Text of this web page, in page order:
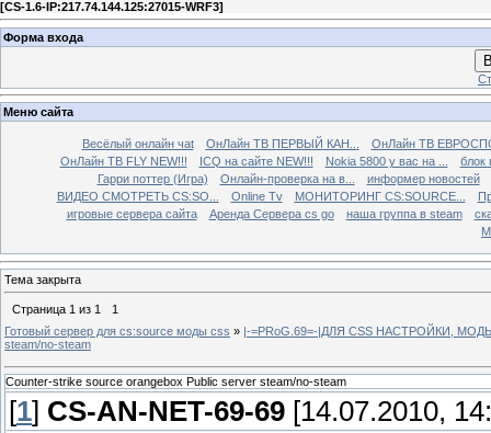
[CS-1.6-IP:217.74.144.125:27015-WRF3]
Форма входа
Меню сайта
Весёлый онлайн чаt ОнЛайн ТВ ПЕРВЫЙ КАН...
ОнЛайн ТВ
ОнЛайн ТВ FLY NEW!!!
ICQ на сайте NEW!!! Nokia 5800 у вас на ...
блок
Гарри поттер (Игра)
Онлайн-проверка на в...
информер новостей
ВИДЕО СМОТРЕТЬ CS:SO...
Online Tv МОНИТОРИНГ CS:SOURCE...
игровые сервера сайта
Аренда Сервера cs go наша группа в steam
Тема закрыта
Страница 1 из 1
1
Готовый сервер для cs:source моды css » |-=PRoG.69=-|ДЛЯ CSS НАСТРОЙКИ,
steam/no-steam
Counter-strike source orangebox Public server steam/no-steam
[1] CS-AN-NET-69-69 [14.07.2010,